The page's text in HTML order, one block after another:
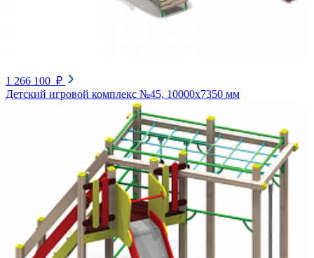
1 266 100 ₽
Детский игровой комплекс №45, 10000х7350 мм